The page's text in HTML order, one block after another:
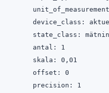
device_class:
state_class:
        antal: 1
        skala: 0,01
        offset: 0
        precision: 1